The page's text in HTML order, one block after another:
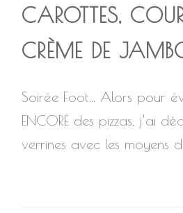
CAROTTES,
CRÈME DE
Soirée Foot… Alors pour
ENCORE des pizzas, j’ai
verrines avec les moyens